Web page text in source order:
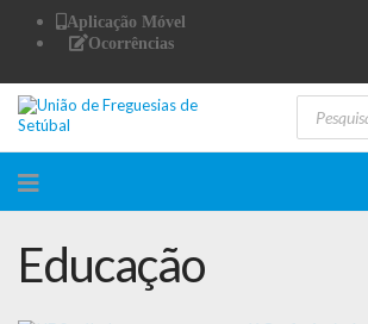
Aplicação Móvel
Ocorrências
Educação